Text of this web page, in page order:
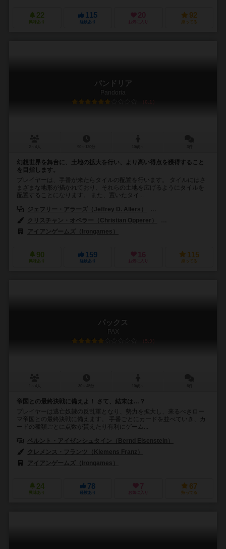
22
興味あり
115
経験あり
20
お気に入り
92
持ってる
パンドリア
Pandoria
6.1
幻想世界を舞台に、土地の拡大を行い、より高い得点を獲得すること
を目指します。
プレイヤーは、手番が来たらタイルの配置を行います。 タイルにはさ
まざまな地形が描かれており、それらの土地を広げるようにタイルを
配置することになります。 また、置いたタイ...
ジェフリー・アラーズ（Jeffrey D. Allers）
クリスチャン・オペラー（Christian Opperer）
アイアンゲームズ（Irongames）
90
興味あり
159
経験あり
16
お気に入り
115
持ってる
パックス
PAX
5.9
帝国との最終決戦に備えよ！ さて、結末は…？
プレイヤーは逃亡奴隷の反乱軍となり、勢力を拡大し、来るべきロー
マ帝国との最終決戦に備えます。 手番ごとにカードを並べていき、カ
ードの種類ごとに点数が貰えたり有利にゲーム...
ベルント・アイゼンシュタイン（Bernd Eisenstein）
クレメンス・フランツ（Klemens Franz）
アイアンゲームズ（Irongames）
24
興味あり
78
経験あり
7
お気に入り
67
持ってる